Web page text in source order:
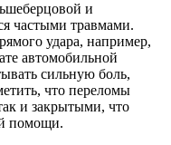
и
частыми травмами.
удара, например,
автомобильной
сильную боль,
что переломы
и закрытыми, что
помощи.